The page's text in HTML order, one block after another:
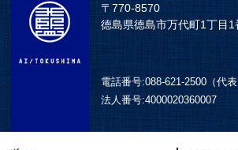
〒770-8570
徳島県徳島市万代町1丁目1
電話番号:088-621-2500（代表
法人番号:4000020360007